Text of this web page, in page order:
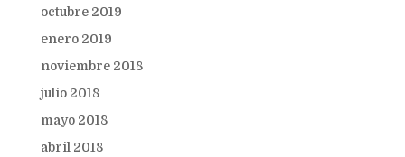
octubre 2019
enero 2019
noviembre 2018
julio 2018
mayo 2018
abril 2018